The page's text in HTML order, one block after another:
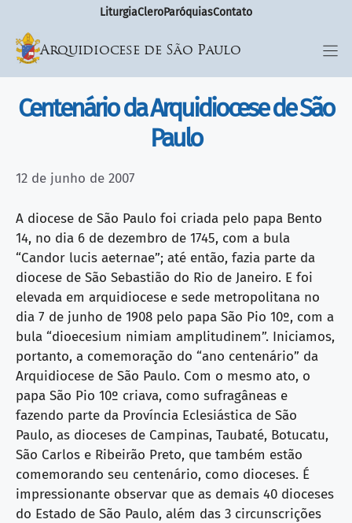
LiturgiaCleroParóquiasContato
Arquidiocese de São Paulo
Centenário da Arquidiocese de São
Paulo
12 de junho de 2007
A diocese de São Paulo foi criada pelo papa Bento
14, no dia 6 de dezembro de 1745, com a bula
“Candor lucis aeternae”; até então, fazia parte da
diocese de São Sebastião do Rio de Janeiro. E foi
elevada em arquidiocese e sede metropolitana no
dia 7 de junho de 1908 pelo papa São Pio 10º, com a
bula “dioecesium nimiam amplitudinem”. Iniciamos,
portanto, a comemoração do “ano centenário” da
Arquidiocese de São Paulo. Com o mesmo ato, o
papa São Pio 10º criava, como sufragâneas e
fazendo parte da Província Eclesiástica de São
Paulo, as dioceses de Campinas, Taubaté, Botucatu,
São Carlos e Ribeirão Preto, que também estão
comemorando seu centenário, como dioceses. É
impressionante observar que as demais 40 dioceses
do Estado de São Paulo, além das 3 circunscrições